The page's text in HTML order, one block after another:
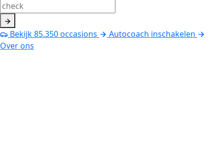
Bekijk85.350occasions
Autocoach inschakelen
Over ons